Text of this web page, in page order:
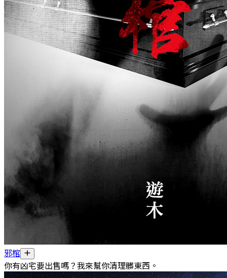
邪棺
你有凶宅要出售嗎？我來幫你清理髒東西。